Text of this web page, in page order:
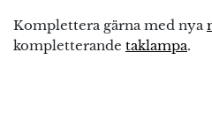
Komplettera gärna med nya
kompletterande taklampa.